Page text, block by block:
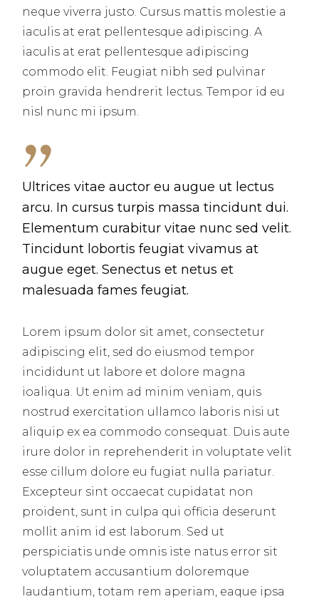
neque viverra justo. Cursus mattis molestie a
iaculis at erat pellentesque adipiscing. A
iaculis at erat pellentesque adipiscing
commodo elit. Feugiat nibh sed pulvinar
proin gravida hendrerit lectus. Tempor id eu
nisl nunc mi ipsum.
Ultrices vitae auctor eu augue ut lectus
arcu. In cursus turpis massa tincidunt dui.
Elementum curabitur vitae nunc sed velit.
Tincidunt lobortis feugiat vivamus at
augue eget. Senectus et netus et
malesuada fames feugiat.
Lorem ipsum dolor sit amet, consectetur
adipiscing elit, sed do eiusmod tempor
incididunt ut labore et dolore magna
ioaliqua. Ut enim ad minim veniam, quis
nostrud exercitation ullamco laboris nisi ut
aliquip ex ea commodo consequat. Duis aute
irure dolor in reprehenderit in voluptate velit
esse cillum dolore eu fugiat nulla pariatur.
Excepteur sint occaecat cupidatat non
proident, sunt in culpa qui officia deserunt
mollit anim id est laborum. Sed ut
perspiciatis unde omnis iste natus error sit
voluptatem accusantium doloremque
laudantium, totam rem aperiam, eaque ipsa